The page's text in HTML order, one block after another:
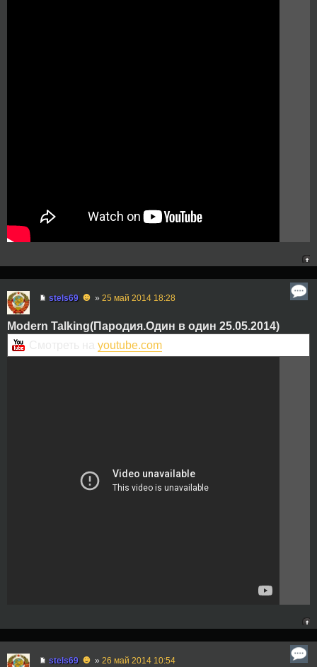
stels69 ☻ » 25 май 2014 18:28
Modern Talking(Пародия.Один в один 25.05.2014)
youtube.com
stels69 ☻ » 26 май 2014 10:54